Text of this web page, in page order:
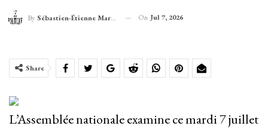
By Sébastien-Étienne Marechal On Jul 7, 2026
Share
L’Assemblée nationale examine ce mardi 7 juillet